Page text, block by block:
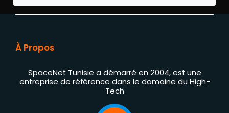
À Propos
SpaceNet Tunisie a démarré en 2004, est une
entreprise de référence dans le domaine du High-
Tech